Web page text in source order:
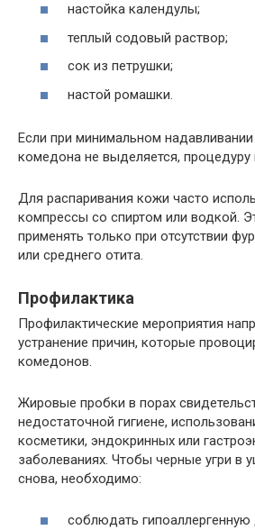
настойка календулы;
теплый содовый раствор;
сок из петрушки;
настой ромашки.
Если при минимальном
комедона не выделяется, процедуру
Для распаривания кожи часто
компрессы со спиртом или водкой.
применять только при отсутствии
или среднего отита.
Профилактика
Профилактические мероприятия
устранение причин, которые
комедонов.
Жировые пробки в порах
недостаточной гигиене,
косметики, эндокринных или
заболеваниях. Чтобы черные угри в
снова, необходимо:
соблюдать гипоаллергенную